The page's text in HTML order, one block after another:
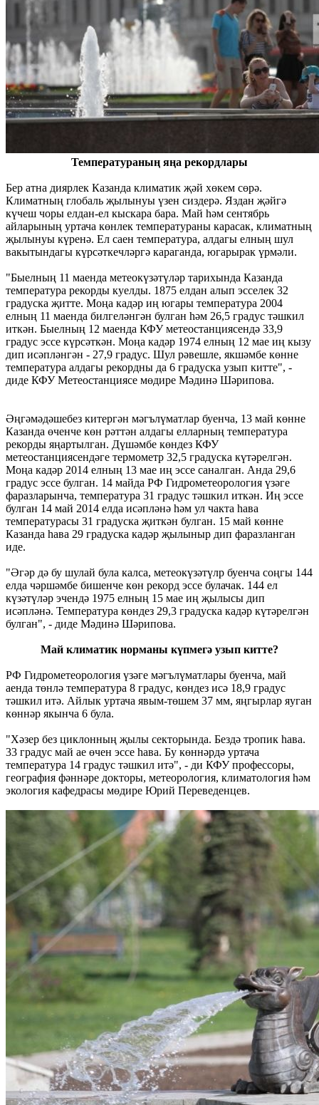
Температураның яңа рекордлары
Бер атна диярлек Казанда климатик җәй хөкем сөрә.
Климатның глобаль җылынуы үзен сиздерә. Яздан җәйгә
күчеш чоры елдан-ел кыскара бара. Май һәм сентябрь
айларының уртача көнлек температураны карасак, климатның
җылынуы күренә. Ел саен температура, алдагы елның шул
вакытындагы күрсәткечләргә караганда, югарырак үрмәли.
"Быелның 11 маенда метеокүзәтүләр тарихында Казанда
температура рекорды куелды. 1875 елдан алып эсселек 32
градуска җитте. Моңа кадәр иң югары температура 2004
елның 11 маенда билгеләнгән булган һәм 26,5 градус тәшкил
иткән. Быелның 12 маенда КФУ метеостанциясендә 33,9
градус эссе күрсәткән. Моңа кадәр 1974 елның 12 мае иң кызу
дип исәпләнгән - 27,9 градус. Шул рәвешле, якшәмбе көнне
температура алдагы рекордны да 6 градуска узып китте", -
диде КФУ Метеостанциясе мөдире Мәдинә Шәрипова.
Әңгәмәдәшебез китергән мәгълүматлар буенча, 13 май көнне
Казанда өченче көн рәттән алдагы елларның температура
рекорды яңартылган. Дүшәмбе көндез КФУ
метеостанциясендәге термометр 32,5 градуска күтәрелгән.
Моңа кадәр 2014 елның 13 мае иң эссе саналган. Анда 29,6
градус эссе булган. 14 майда РФ Гидрометеорология үзәге
фаразларынча, температура 31 градус тәшкил иткән. Иң эссе
булган 14 май 2014 елда исәпләнә һәм ул чакта һава
температурасы 31 градуска җиткән булган. 15 май көнне
Казанда һава 29 градуска кадәр җылыныр дип фаразланган
иде.
"Әгәр дә бу шулай була калса, метеокүзәтүлр буенча соңгы 144
елда чәршәмбе бишенче көн рекорд эссе булачак. 144 ел
күзәтүләр эчендә 1975 елның 15 мае иң җылысы дип
исәпләнә. Температура көндез 29,3 градуска кадәр күтәрелгән
булган", - диде Мәдинә Шәрипова.
Май климатик норманы күпмегә узып китте?
РФ Гидрометеорология үзәге мәгълүматлары буенча, май
аенда төнлә температура 8 градус, көндез исә 18,9 градус
тәшкил итә. Айлык уртача явым-төшем 37 мм, яңгырлар яуган
көннәр якынча 6 була.
"Хәзер без циклонның җылы секторында. Бездә тропик һава.
33 градус май ае өчен эссе һава. Бу көннәрдә уртача
температура 14 градус тәшкил итә", - ди КФУ профессоры,
география фәннәре докторы, метеорология, климатология һәм
экология кафедрасы мөдире Юрий Переведенцев.